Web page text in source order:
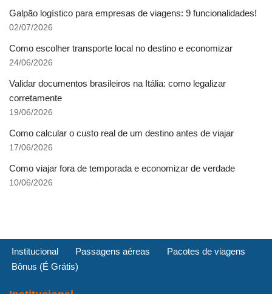
Galpão logístico para empresas de viagens: 9 funcionalidades!
02/07/2026
Como escolher transporte local no destino e economizar
24/06/2026
Validar documentos brasileiros na Itália: como legalizar
corretamente
19/06/2026
Como calcular o custo real de um destino antes de viajar
17/06/2026
Como viajar fora de temporada e economizar de verdade
10/06/2026
Institucional Passagens aéreas
Pacotes de viagens
Bônus (É Grátis)